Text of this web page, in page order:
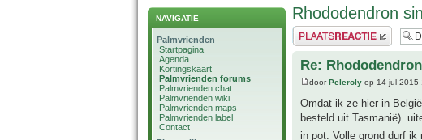
NAVIGATIE
Palmvrienden
Startpagina
Agenda
Kortingskaart
Palmvrienden forums
Palmvrienden chat
Palmvrienden wiki
Palmvrienden maps
Palmvrienden label
Contact
Rhododendron
Plaats een reactie
Re:
doorPeleroly op 14 jul 2015
Omdat ik ze hier in
besteld uit Tasmanië).
in pot. Volle grond durf ik